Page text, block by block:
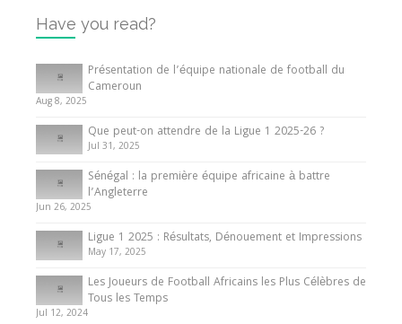
Présentation de l’équipe nationale de football
du Cameroun
8 August 2025
Ligue 1 / Ligue 2
Que peut-on attendre de la Ligue 1 2025-26 ?
31 July 2025
Have you read?
Présentation de l’équipe nationale de football du
Cameroun
Aug 8, 2025
Que peut-on attendre de la Ligue 1 2025-26 ?
Jul 31, 2025
Sénégal : la première équipe africaine à battre
l’Angleterre
Jun 26, 2025
Ligue 1 2025 : Résultats, Dénouement et Impressions
May 17, 2025
Les Joueurs de Football Africains les Plus Célèbres de
Tous les Temps
Jul 12, 2024